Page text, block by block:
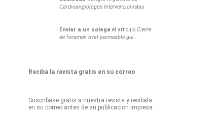
Cardioangiólogos Intervencionistas
Enviar a un colega el articulo Cierre
de foramen oval permeable gui...
Reciba la revista gratis en su correo
Suscribase gratis a nuestra revista y recibala
en su correo antes de su publicacion impresa.